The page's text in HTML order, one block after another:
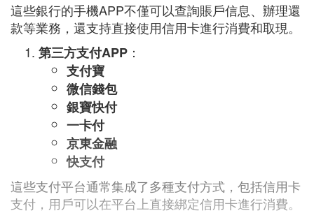
這些銀行的手機APP不僅可以查詢賬戶信息、辦理還
款等業務，還支持直接使用信用卡進行消費和取現。
第三方支付APP ：
支付寶
微信錢包
銀寶快付
一卡付
京東金融
快支付
這些支付平台通常集成了多種支付方式，包括信用卡
支付，用戶可以在平台上直接綁定信用卡進行消費。